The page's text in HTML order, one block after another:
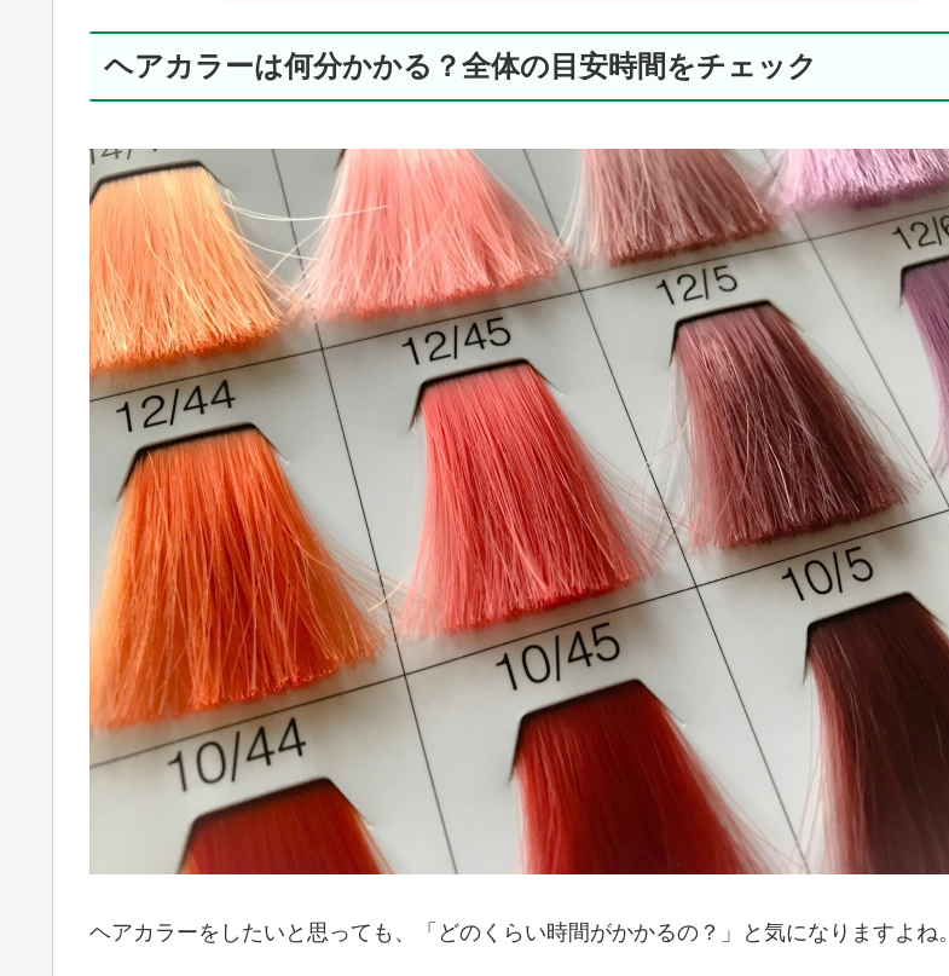
ヘアカラーは何分かかる？全体の目安時間をチェック
ヘアカラーをしたいと思っても、「どのくらい時間がかかるの？」と気になりますよね。